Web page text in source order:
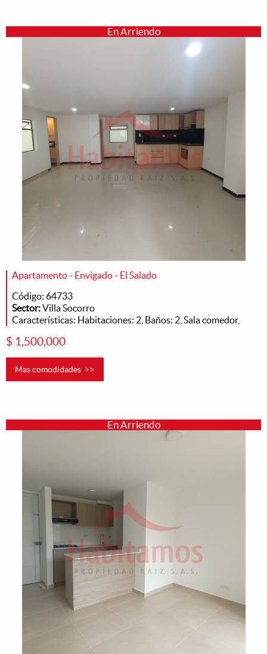
En Arriendo
Apartamento - Envigado - El Salado
Código: 64733
Sector:Villa Socorro
Características: Habitaciones: 2, Baños: 2, Sala comedor,
$ 1,500,000
Mas comodidades >>
En Arriendo